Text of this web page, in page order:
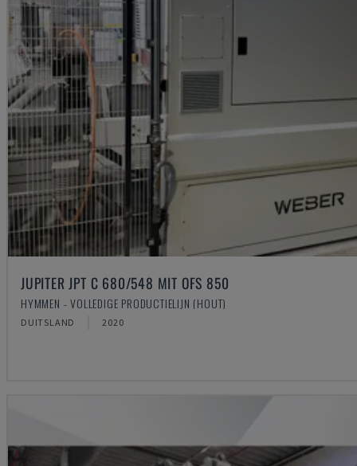
JUPITER JPT C 680/548 MIT OFS 850
HYMMEN - VOLLEDIGE PRODUCTIELIJN (HOUT)
DUITSLAND 2020